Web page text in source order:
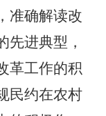
准确解读改
先进典型，
革工作的积
民约在农村